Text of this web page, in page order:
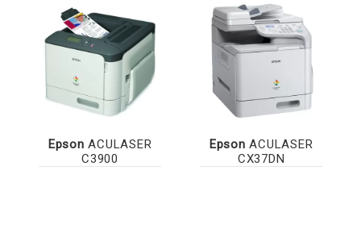
Epson ACULASER
C3900
Epson ACULASER
CX37DN